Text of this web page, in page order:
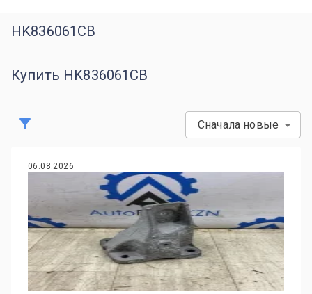
HK836061CB
Купить HK836061CB
Сначала новые
06.08.2026